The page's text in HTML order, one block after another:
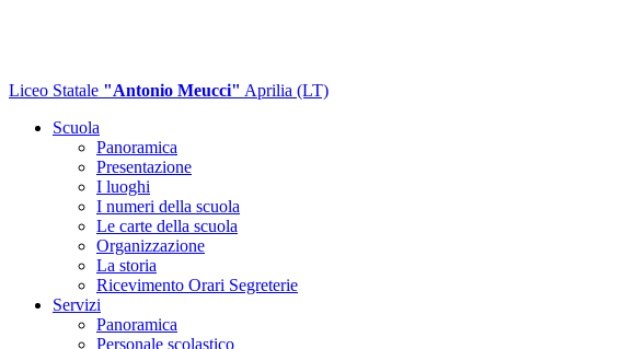
Liceo Statale "Antonio Meucci" Aprilia (LT)
Scuola
Panoramica
Presentazione
I luoghi
I numeri della scuola
Le carte della scuola
Organizzazione
La storia
Ricevimento Orari Segreterie
Servizi
Panoramica
Personale scolastico